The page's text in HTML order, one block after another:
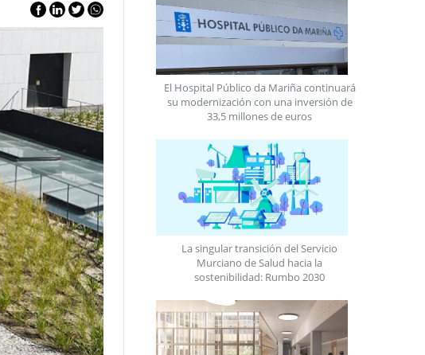
El Hospital Público da Mariña continuará
su modernización con una inversión de
33,5 millones de euros
La singular transición del Servicio
Murciano de Salud hacia la
sostenibilidad: Rumbo 2030